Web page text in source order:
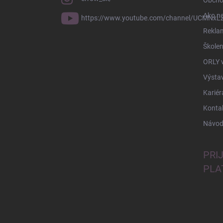
https://www.youtube.com/channel/
Ako
ORLY